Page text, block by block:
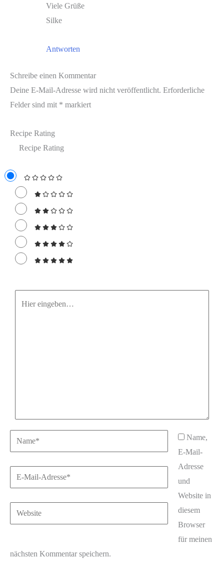
Viele Grüße
Silke
Antworten
Schreibe einen Kommentar
Deine E-Mail-Adresse wird nicht veröffentlicht. Erforderliche
Felder sind mit * markiert
Recipe Rating
Recipe Rating
Name*
E-
Mail-
Adresse*
Website
Name,
E-Mail-
Adresse
und
Website in
diesem
Browser
für meinen
nächsten Kommentar speichern.